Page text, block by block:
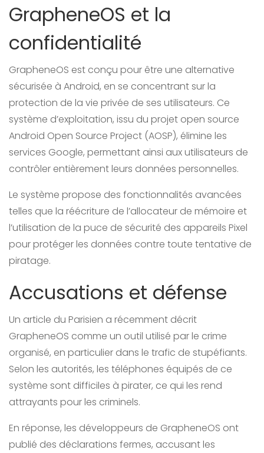
GrapheneOS et la
confidentialité
GrapheneOS est conçu pour être une alternative
sécurisée à Android, en se concentrant sur la
protection de la vie privée de ses utilisateurs. Ce
système d’exploitation, issu du projet open source
Android Open Source Project (AOSP), élimine les
services Google, permettant ainsi aux utilisateurs de
contrôler entièrement leurs données personnelles.
Le système propose des fonctionnalités avancées
telles que la réécriture de l’allocateur de mémoire et
l’utilisation de la puce de sécurité des appareils Pixel
pour protéger les données contre toute tentative de
piratage.
Accusations et défense
Un article du Parisien a récemment décrit
GrapheneOS comme un outil utilisé par le crime
organisé, en particulier dans le trafic de stupéfiants.
Selon les autorités, les téléphones équipés de ce
système sont difficiles à pirater, ce qui les rend
attrayants pour les criminels.
En réponse, les développeurs de GrapheneOS ont
publié des déclarations fermes, accusant les